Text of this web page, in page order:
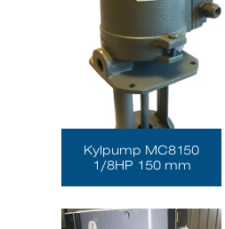
Kylpump MC8150
1/8HP 150 mm